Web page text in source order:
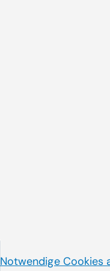
Notwendige Cookies